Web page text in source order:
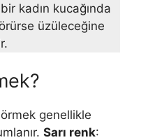
kadın kucağında
üzüleceğine
genellikle
Sarı renk: